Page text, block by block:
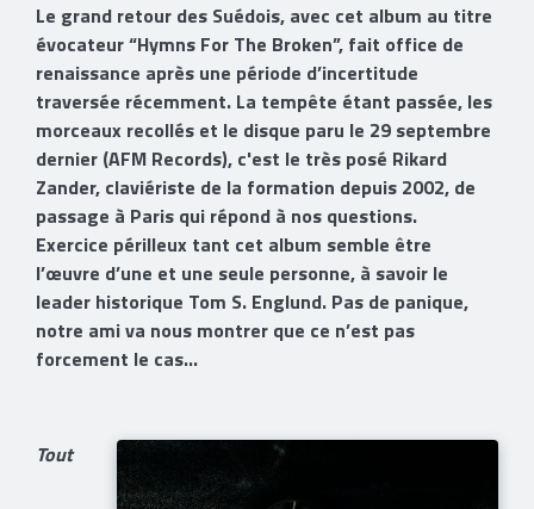
Le grand retour des Suédois, avec cet album au titre
évocateur “Hymns For The Broken”, fait office de
renaissance après une période d’incertitude
traversée récemment. La tempête étant passée, les
morceaux recollés et le disque paru le 29 septembre
dernier (AFM Records), c'est le très posé Rikard
Zander, claviériste de la formation depuis 2002, de
passage à Paris qui répond à nos questions.
Exercice périlleux tant cet album semble être
l’œuvre d’une et une seule personne, à savoir le
leader historique Tom S. Englund. Pas de panique,
notre ami va nous montrer que ce n’est pas
forcement le cas…
Tout